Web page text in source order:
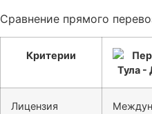
Сравнение прямого
Критерии
Лицензия